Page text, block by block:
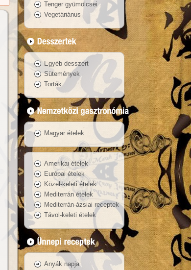
Tenger gyümölcsei
Vegetáriánus
Egyéb desszert
Sütemények
Torták
Magyar ételek
Amerikai ételek
Európai ételek
Közel-keleti ételek
Mediterrán ételek
Mediterrán-ázsiai receptek
Távol-keleti ételek
Anyák napja